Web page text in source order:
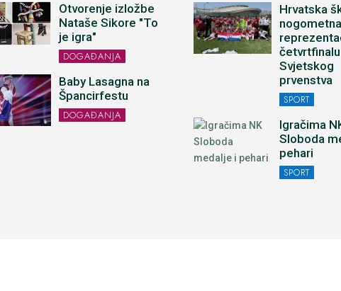
Otvorenje izložbe
Nataše Sikore "To
je igra"
DOGAĐANJA
Baby Lasagna na
Špancirfestu
DOGAĐANJA
Hrvatska
nogometna
četvrtfinalu
Svjetskog
prvenstva
SPORT
Igračima
Sloboda
pehari
SPORT